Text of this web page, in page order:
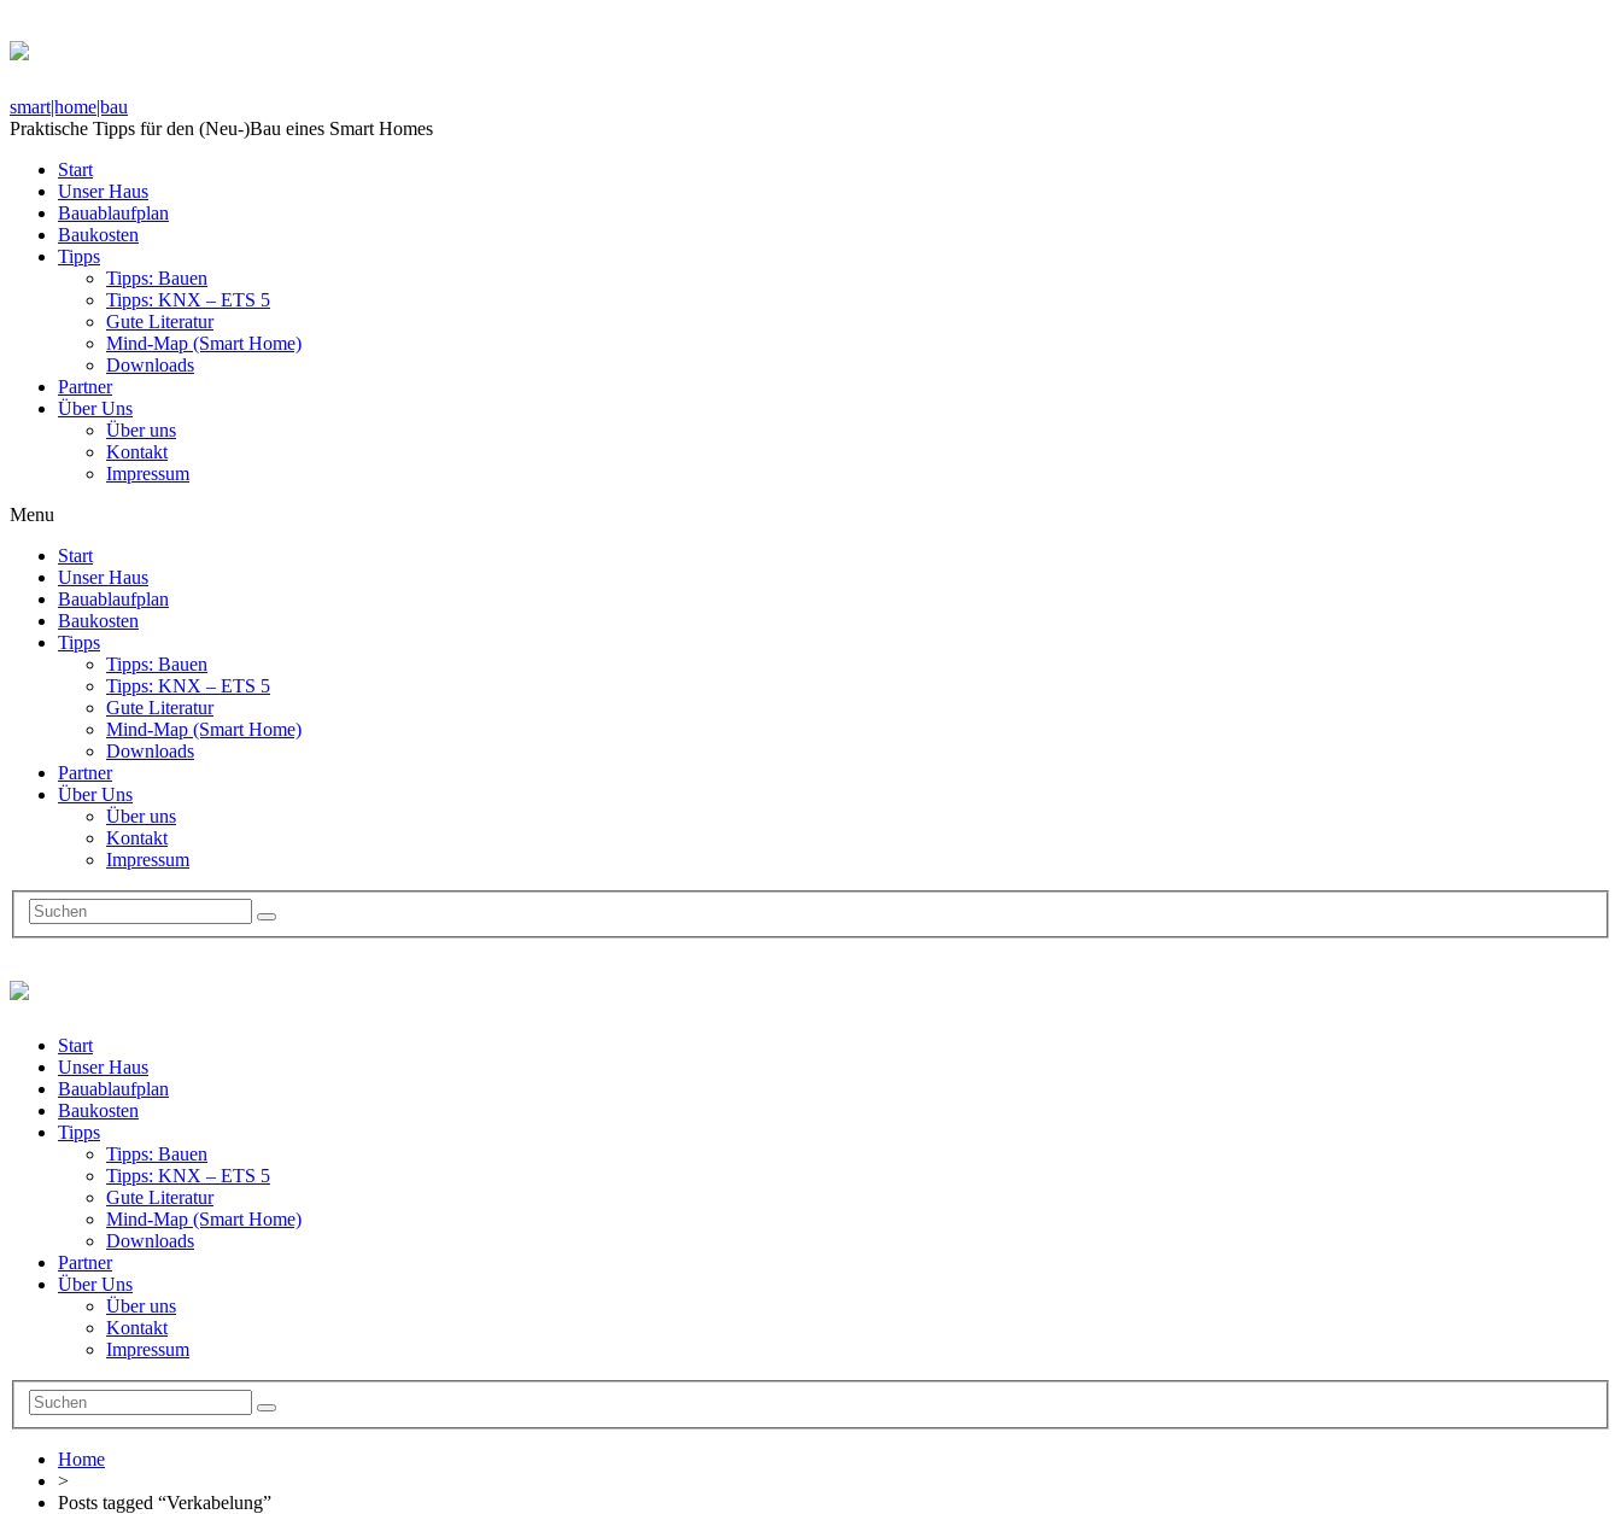
smart|home|bau
Praktische Tipps für den (Neu-)Bau eines Smart Homes
Start
Unser Haus
Bauablaufplan
Baukosten
Tipps
Tipps: Bauen
Tipps: KNX – ETS 5
Gute Literatur
Mind-Map (Smart Home)
Downloads
Partner
Über Uns
Über uns
Kontakt
Impressum
Menu
Start
Unser Haus
Bauablaufplan
Baukosten
Tipps
Tipps: Bauen
Tipps: KNX – ETS 5
Gute Literatur
Mind-Map (Smart Home)
Downloads
Partner
Über Uns
Über uns
Kontakt
Impressum
Start
Unser Haus
Bauablaufplan
Baukosten
Tipps
Tipps: Bauen
Tipps: KNX – ETS 5
Gute Literatur
Mind-Map (Smart Home)
Downloads
Partner
Über Uns
Über uns
Kontakt
Impressum
Home
>
Posts tagged “Verkabelung”